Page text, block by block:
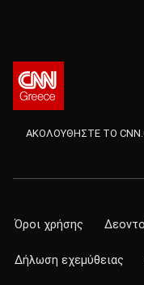
ΑΚΟΛΟΥΘΗΣΤΕ ΤΟ
Όροι χρήσης
Δήλωση εχεμύθειας